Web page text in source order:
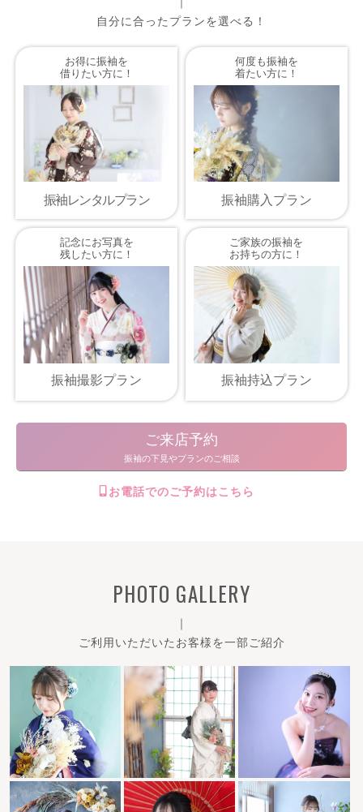
自分に合ったプランを選べる！
お得に振袖を
借りたい方に！
振袖レンタルプラン
何度も振袖を
着たい方に！
振袖購入プラン
記念にお写真を
残したい方に！
振袖撮影プラン
ご家族の振袖を
お持ちの方に！
振袖持込プラン
ご来店予約
振袖の下見やプランのご相談
お電話でのご予約はこちら
PHOTO GALLERY
｜
ご利用いただいたお客様を一部ご紹介